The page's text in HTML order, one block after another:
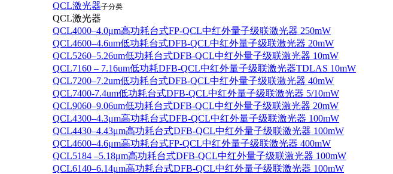
QCL激光器子分类
QCL激光器
QCL4000–4.0μm高功耗台式FP-QCL中红外量子级联激光器 250mW
QCL4600–4.6um低功耗台式DFB-QCL中红外量子级联激光器 20mW
QCL5260–5.26um低功耗台式DFB-QCL中红外量子级联激光器 10mW
QCL7160 – 7.16um低功耗DFB-QCL中红外量子级联激光器TDLAS 10mW
QCL7200–7.2um低功耗台式DFB-QCL中红外量子级联激光器 40mW
QCL7400-7.4um低功耗台式DFB-QCL中红外量子级联激光器 5/10mW
QCL9060–9.06um低功耗台式DFB-QCL中红外量子级联激光器 20mW
QCL4300–4.3μm高功耗台式DFB-QCL中红外量子级联激光器 100mW
QCL4430–4.43μm高功耗台式DFB-QCL中红外量子级联激光器 100mW
QCL4600–4.6μm高功耗台式FP-QCL中红外量子级联激光器 400mW
QCL5184 –5.18μm高功耗台式DFB-QCL中红外量子级联激光器 100mW
QCL6140–6.14μm高功耗台式DFB-QCL中红外量子级联激光器 100mW